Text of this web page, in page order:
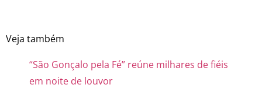
Veja também
“São Gonçalo pela Fé” reúne milhares de fiéis
em noite de louvor